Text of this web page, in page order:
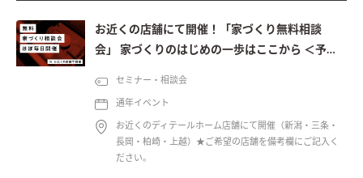
お近くの店舗にて開催！「家づくり無料相談
会」 家づくりのはじめの一歩はここから ＜予約
セミナー・相談会
通年イベント
お近くのディテールホーム店舗にて開催（新潟・三条・
長岡・柏崎・上越）★ご希望の店舗を備考欄にご記入く
ださい。